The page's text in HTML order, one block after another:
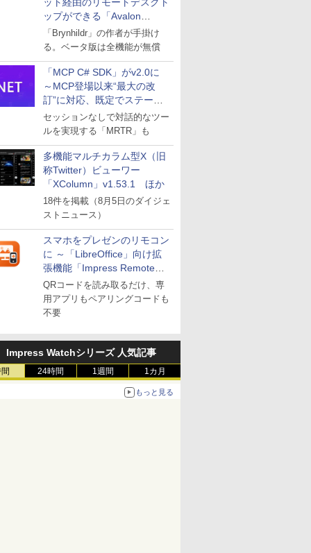
ップができる「Avalon
remote」
「Brynhildr」の作者が手掛け
る。ベータ版は全機能が無償
「MCP C# SDK」がv2.0に
～MCP登場以来“最大の改
訂”に対応、既定でステート
レスへ
セッションなしで対話的なツー
ルを実現する「MRTR」も
多機能マルチカラム型X（旧
称Twitter）ビューワー
「XColumn」v1.53.1 ほか
18件を掲載（8月5日のダイジェ
ストニュース）
スマホをプレゼンのリモコン
に ～「LibreOffice」向け拡
張機能「Impress Remote」
が公開
QRコードを読み取るだけ、専
用アプリもペアリングコードも
不要
Impress Watchシリーズ 人気記事
24時間 1週間 1カ月
もっと見る